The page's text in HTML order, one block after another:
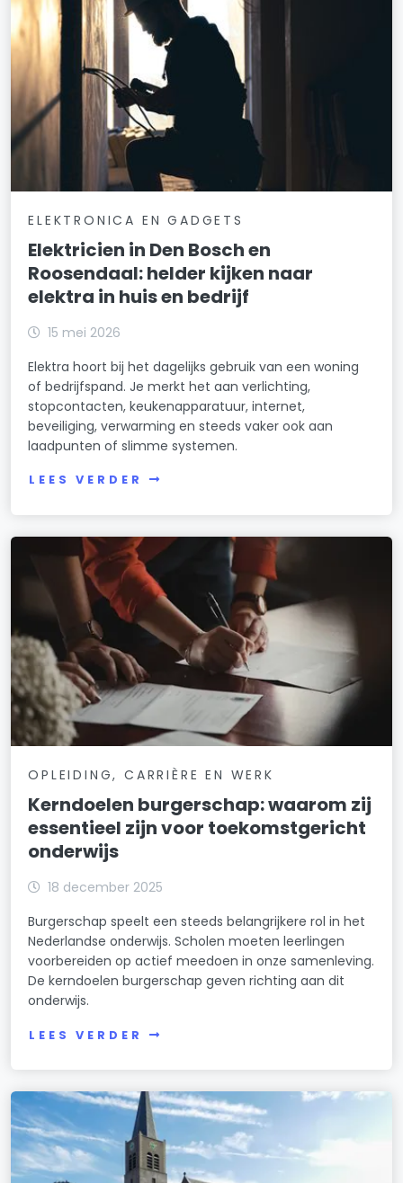
ELEKTRONICA EN GADGETS
Elektricien in Den Bosch en
Roosendaal: helder kijken naar
elektra in huis en bedrijf
15 mei 2026
Elektra hoort bij het dagelijks gebruik van een woning
of bedrijfspand. Je merkt het aan verlichting,
stopcontacten, keukenapparatuur, internet,
beveiliging, verwarming en steeds vaker ook aan
laadpunten of slimme systemen.
LEES VERDER
OPLEIDING, CARRIÈRE EN WERK
Kerndoelen burgerschap: waarom zij
essentieel zijn voor toekomstgericht
onderwijs
18 december 2025
Burgerschap speelt een steeds belangrijkere rol in het
Nederlandse onderwijs. Scholen moeten leerlingen
voorbereiden op actief meedoen in onze samenleving.
De kerndoelen burgerschap geven richting aan dit
onderwijs.
LEES VERDER